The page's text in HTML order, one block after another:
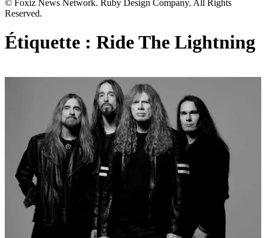
© Foxiz News Network. Ruby Design Company. All Rights
Reserved.
Étiquette : Ride The Lightning